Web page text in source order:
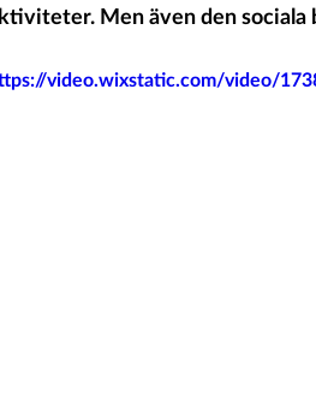
Men även den sociala
video.wixstatic.com/video/